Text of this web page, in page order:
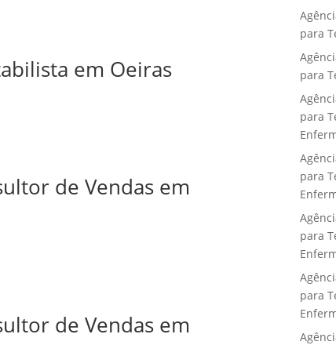
em Oeiras
de Vendas em
de Vendas em
para
para
para
para
para
para